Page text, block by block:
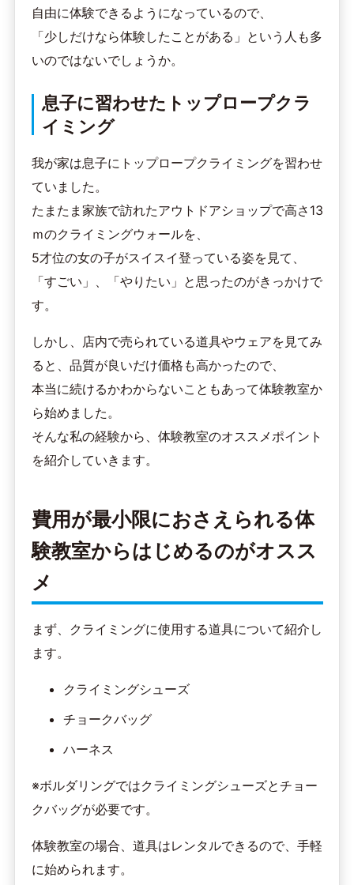
自由に体験できるようになっているので、
「少しだけなら体験したことがある」という人も多
いのではないでしょうか。
息子に習わせたトップロープクラ
イミング
我が家は息子にトップロープクライミングを習わせ
ていました。
たまたま家族で訪れたアウトドアショップで高さ13
ｍのクライミングウォールを、
5才位の女の子がスイスイ登っている姿を見て、
「すごい」、「やりたい」と思ったのがきっかけで
す。
しかし、店内で売られている道具やウェアを見てみ
ると、品質が良いだけ価格も高かったので、
本当に続けるかわからないこともあって体験教室か
ら始めました。
そんな私の経験から、体験教室のオススメポイント
を紹介していきます。
費用が最小限におさえられる体
験教室からはじめるのがオスス
メ
まず、クライミングに使用する道具について紹介し
ます。
クライミングシューズ
チョークバッグ
ハーネス
※ボルダリングではクライミングシューズとチョー
クバッグが必要です。
体験教室の場合、道具はレンタルできるので、手軽
に始められます。